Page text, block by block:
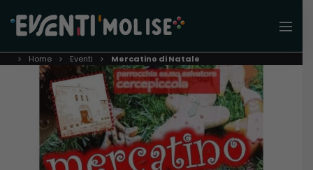
Home Eventi Mercatino di Natale